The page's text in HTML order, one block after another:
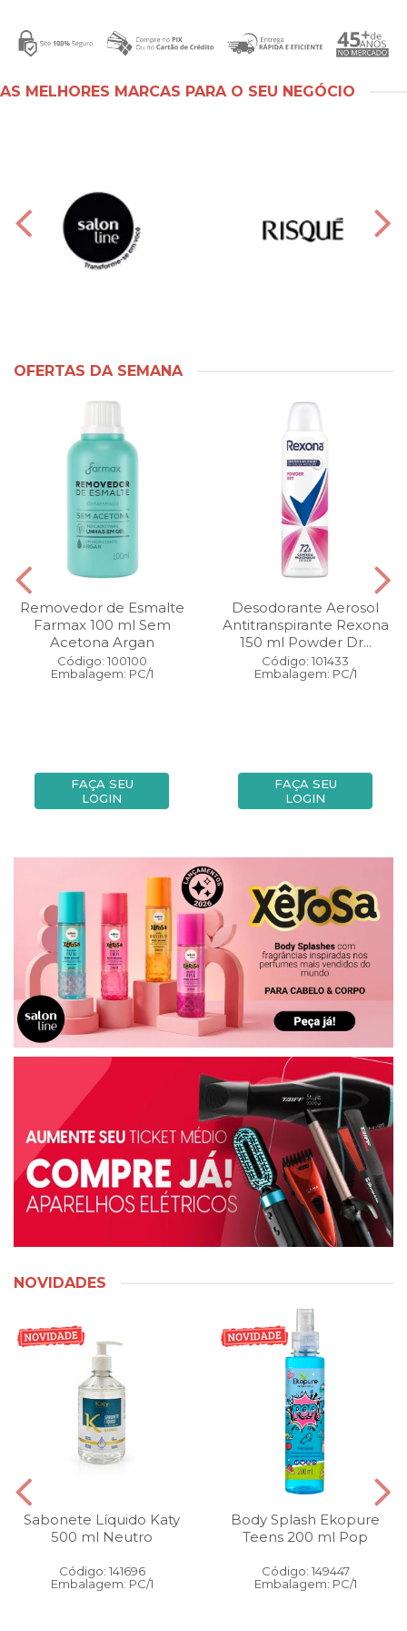
AS MELHORES MARCAS PARA O SEU NEGÓCIO
OFERTAS DA SEMANA
Removedor de Esmalte
Farmax 100 ml Sem
Acetona Argan
Código: 100100
Embalagem: PC/1
FAÇA SEU
LOGIN
Desodorante Aerosol
Antitranspirante Rexona
150 ml Powder Dr...
Código: 101433
Embalagem: PC/1
FAÇA SEU
LOGIN
NOVIDADES
Sabonete Líquido Katy
500 ml Neutro
Código: 141696
Embalagem: PC/1
Body Splash Ekopure
Teens 200 ml Pop
Código: 149447
Embalagem: PC/1